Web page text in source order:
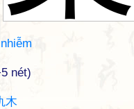
nhiễm
nét)
木